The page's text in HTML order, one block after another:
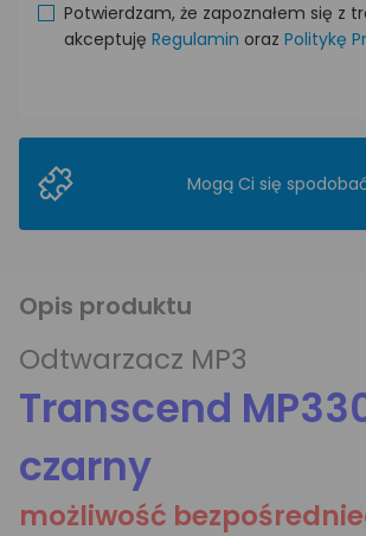
Potwierdzam, że zapoznałem się z
akceptuję Regulamin oraz Politykę
Mogą Ci się
Opis produktu
Odtwarzacz MP3
Transcend
czarny
możliwość